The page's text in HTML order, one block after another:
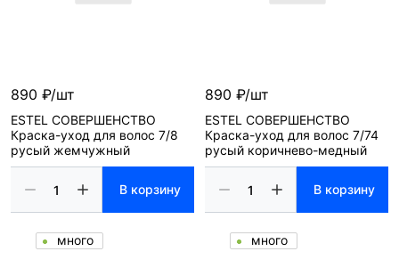
890 ₽/шт
ESTEL СОВЕРШЕНСТВО
Краска-уход для волос 7/8
русый жемчужный
В корзину
много
890 ₽/шт
ESTEL СОВЕРШЕНСТВО
Краска-уход для волос 7/74
русый коричнево-медный
В корзину
много